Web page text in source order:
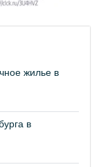
жилье в
в